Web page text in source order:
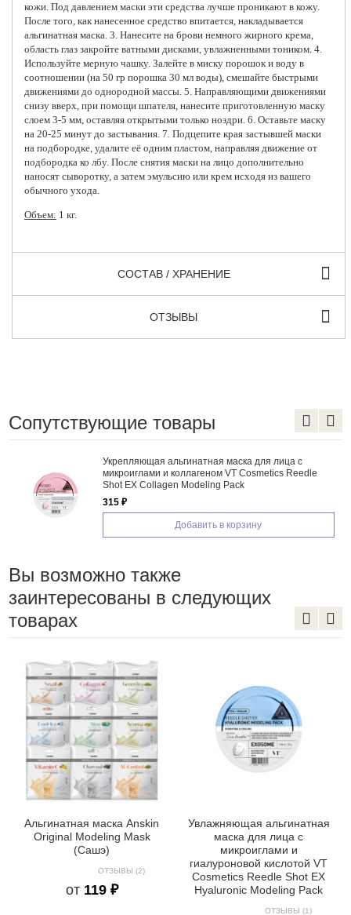
кожи. Под давлением маски эти средства лучше проникают в кожу.
После того, как нанесенное средство впитается, накладывается
альгинатная маска. 3. Нанесите на брови немного жирного крема,
область глаз закройте ватными дисками, увлажненными тоником. 4.
Используйте мерную чашку. Залейте в миску порошок и воду в
соотношении (на 50 гр порошка 30 мл воды), смешайте быстрыми
движениями до однородной массы. 5. Направляющими движениями
снизу вверх, при помощи шпателя, нанесите приготовленную маску
слоем 3-5 мм, оставляя открытыми только ноздри. 6. Оставьте маску
на 20-25 минут до застывания. 7. Подцепите края застывшей маски
на подбородке, удалите её одним пластом, направляя движение от
подбородка ко лбу. После снятия маски на лицо дополнительно
наносят сыворотку, а затем эмульсию или крем исходя из вашего
обычного ухода.
Объем: 1 кг.
СОСТАВ / ХРАНЕНИЕ
ОТЗЫВЫ
Сопутствующие товары
Укрепляющая альгинатная маска для лица с
микроиглами и коллагеном VT Cosmetics Reedle
Shot EX Collagen Modeling Pack
315 ₽
Добавить в корзину
Вы возможно также
заинтересованы в следующих
товарах
Альгинатная маска Anskin
Original Modeling Mask
(Сашэ)
ОТЗЫВЫ (2)
от 119 ₽
Увлажняющая альгинатная
маска для лица с
микроиглами и
гиалуроновой кислотой VT
Cosmetics Reedle Shot EX
Hyaluronic Modeling Pack
ОТЗЫВЫ (1)